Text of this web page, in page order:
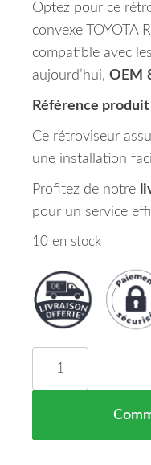
Optez pour ce
convexe TOYOTA
compatible avec
aujourd’hui, OEM
Référence
Ce rétroviseur
une installation
Profitez de notre
pour un service
10 en stock